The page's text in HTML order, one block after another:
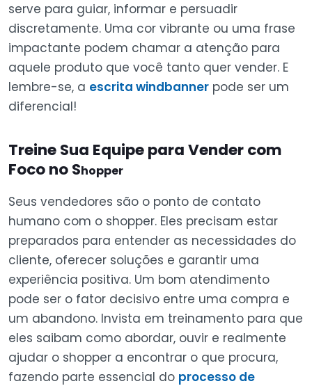
serve para guiar, informar e persuadir
discretamente. Uma cor vibrante ou uma frase
impactante podem chamar a atenção para
aquele produto que você tanto quer vender. E
lembre-se, a escrita windbanner pode ser um
diferencial!
Treine Sua Equipe para Vender com
Foco no Shopper
Seus vendedores são o ponto de contato
humano com o shopper. Eles precisam estar
preparados para entender as necessidades do
cliente, oferecer soluções e garantir uma
experiência positiva. Um bom atendimento
pode ser o fator decisivo entre uma compra e
um abandono. Invista em treinamento para que
eles saibam como abordar, ouvir e realmente
ajudar o shopper a encontrar o que procura,
fazendo parte essencial do processo de